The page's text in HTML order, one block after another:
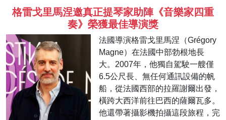
格雷戈里馬涅邀真正提琴家助陣《音樂家四重
奏》榮獲最佳導演獎
法國導演格雷戈里馬涅（Grégory
Magne）在法國中部勃根地長
大。2007年，他獨自駕駛一艘僅
6.5公尺長、無任何通訊設備的帆
船，從法國西部的拉羅謝爾出發，
橫跨大西洋前往巴西的薩爾瓦多。
他還帶著攝影機拍攝這段旅程，完